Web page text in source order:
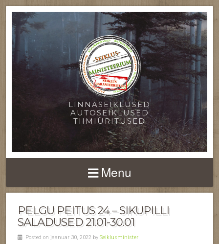
LINNASEIKLUSED
AUTOSEIKLUSED
TIIMIÜRITUSED
Menu
PELGU PEITUS 24 – SIKUPILLI
SALADUSED 21.01-30.01
Posted on jaanuar 30, 2022 by Seiklusminister